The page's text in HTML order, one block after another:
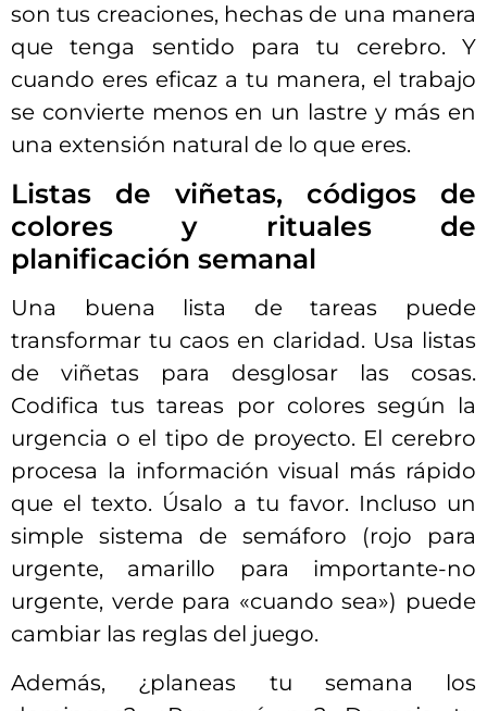
son tus creaciones, hechas de una manera
que tenga sentido para tu cerebro. Y
cuando eres eficaz a tu manera, el trabajo
se convierte menos en un lastre y más en
una extensión natural de lo que eres.
Listas de viñetas, códigos de
colores y rituales de
planificación semanal
Una buena lista de tareas puede
transformar tu caos en claridad. Usa listas
de viñetas para desglosar las cosas.
Codifica tus tareas por colores según la
urgencia o el tipo de proyecto. El cerebro
procesa la información visual más rápido
que el texto. Úsalo a tu favor. Incluso un
simple sistema de semáforo (rojo para
urgente, amarillo para importante-no
urgente, verde para «cuando sea») puede
cambiar las reglas del juego.
Además, ¿planeas tu semana los